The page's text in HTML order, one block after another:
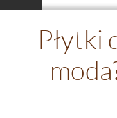
Płytki